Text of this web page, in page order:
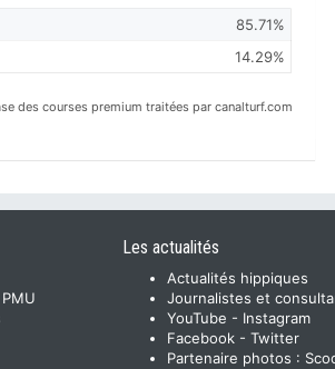
85.71%
14.29%
des courses premium traitées par canalturf.com
Les actualités
Actualités hippiques
Journalistes et
YouTube - Instagram
Facebook - Twitter
Partenaire photos :